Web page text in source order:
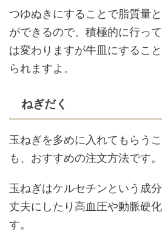
つゆぬきにすることで脂質量
ができるので、積極的に行っ
は変わりますが牛皿にするこ
られますよ。
ねぎだく
玉ねぎを多めに入れてもらう
も、おすすめの注文方法です。
玉ねぎはケルセチンという成
丈夫にしたり高血圧や動脈硬
す。